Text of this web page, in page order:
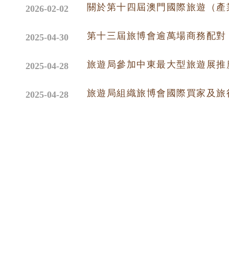
2026-02-02 關於第十四屆澳門國際旅遊（
2025-04-30 第十三屆旅博會逾萬場商務配
2025-04-28 旅遊局參加中東最大型旅遊展
2025-04-28 旅遊局組織旅博會國際買家及